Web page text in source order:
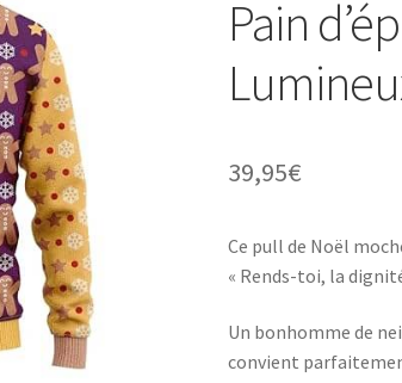
Pain
39,95€
Ce pull de Noël
« Rends-toi, la
Un bonhomme de
convient